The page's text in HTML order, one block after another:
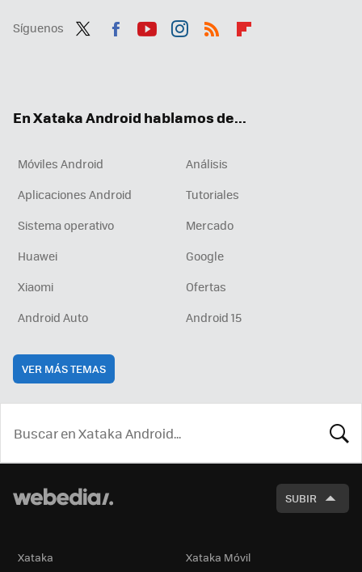
Síguenos
En Xataka Android hablamos de...
Móviles Android
Análisis
Aplicaciones Android
Tutoriales
Sistema operativo
Mercado
Huawei
Google
Xiaomi
Ofertas
Android Auto
Android 15
VER MÁS TEMAS
SUBIR
Xataka Xataka Móvil